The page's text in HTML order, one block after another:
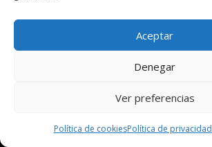
Aceptar
Denegar
Ver preferencias
Política de cookiesPolítica de privacidad
Recordar mi contraseña